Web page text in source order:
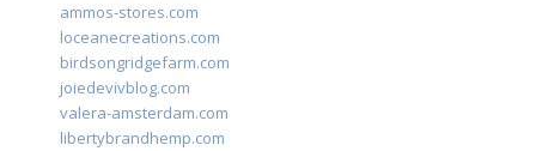
ammos-stores.com
loceanecreations.com
birdsongridgefarm.com
joiedevivblog.com
valera-amsterdam.com
libertybrandhemp.com